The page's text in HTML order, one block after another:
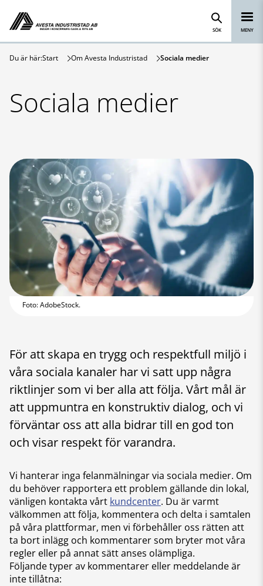
Hoppa till innehåll
Avesta Industristad
SÖK MENY
Du är här:Start Om Avesta Industristad Sociala medier
Sociala medier
Foto: AdobeStock.
För att skapa en trygg och respektfull miljö i
våra sociala kanaler har vi satt upp några
riktlinjer som vi ber alla att följa. Vårt mål är
att uppmuntra en konstruktiv dialog, och vi
förväntar oss att alla bidrar till en god ton
och visar respekt för varandra.
Vi hanterar inga felanmälningar via sociala medier. Om
du behöver rapportera ett problem gällande din lokal,
vänligen kontakta vårt kundcenter. Du är varmt
välkommen att följa, kommentera och delta i samtalen
på våra plattformar, men vi förbehåller oss rätten att
ta bort inlägg och kommentarer som bryter mot våra
regler eller på annat sätt anses olämpliga.
Följande typer av kommentarer eller meddelande är
inte tillåtna: